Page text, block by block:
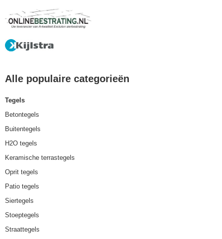
Alle populaire categorieën
Tegels
Betontegels
Buitentegels
H2O tegels
Keramische terrastegels
Oprit tegels
Patio tegels
Siertegels
Stoeptegels
Straattegels